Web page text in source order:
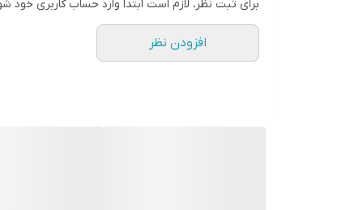
برای ثبت نظر، لازم است ابتدا وارد حساب کاربری خود
افزودن نظر